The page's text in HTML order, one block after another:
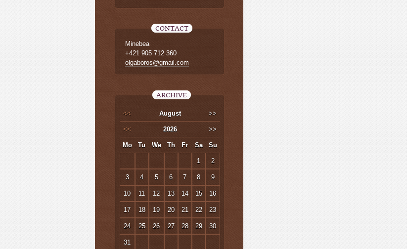
CONTACT
Minebea
+421 905 712 360
olgaboros@gmail.com
ARCHIVE
<< August >>
<< 2026 >>
Mo Tu We Th Fr Sa Su
1 2
3 4 5 6 7 8 9
10 11 12 13 14 15 16
17 18 19 20 21 22 23
24 25 26 27 28 29 30
31